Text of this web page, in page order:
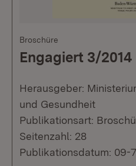
Broschüre
Engagiert 3/2014
Herausgeber:
und Gesundheit
Publikationsart:
Seitenzahl: 28
Publikationsdatum: 09-